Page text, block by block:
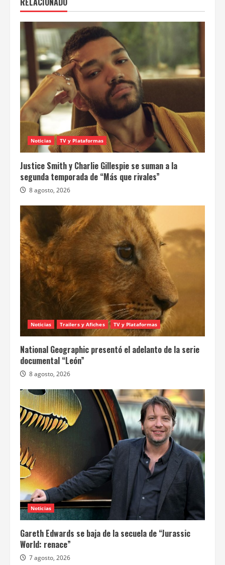
Noticias TV y Plataformas
Justice Smith y Charlie Gillespie se suman a la
segunda temporada de “Más que rivales”
8 agosto, 2026
Noticias Trailers y Afiches TV y Plataformas
National Geographic presentó el adelanto de la serie
documental “León”
8 agosto, 2026
Noticias
Gareth Edwards se baja de la secuela de “Jurassic
World: renace”
7 agosto, 2026